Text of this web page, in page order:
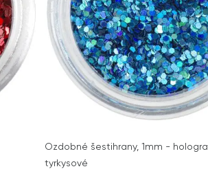
Ozdobné šestihrany, 1mm -
tyrkysové